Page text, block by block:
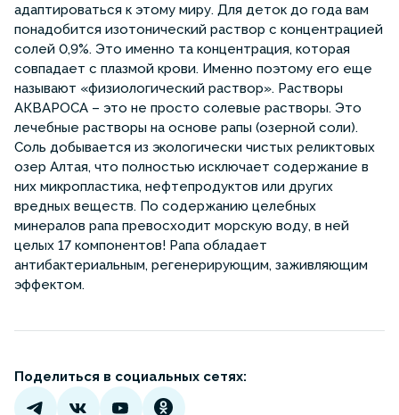
адаптироваться к этому миру. Для деток до года вам
понадобится изотонический раствор с концентрацией
солей 0,9%. Это именно та концентрация, которая
совпадает с плазмой крови. Именно поэтому его еще
называют «физиологический раствор». Растворы
АКВАРОСА – это не просто солевые растворы. Это
лечебные растворы на основе рапы (озерной соли).
Соль добывается из экологически чистых реликтовых
озер Алтая, что полностью исключает содержание в
них микропластика, нефтепродуктов или других
вредных веществ. По содержанию целебных
минералов рапа превосходит морскую воду, в ней
целых 17 компонентов! Рапа обладает
антибактериальным, регенерирующим, заживляющим
эффектом.
Поделиться в социальных сетях: